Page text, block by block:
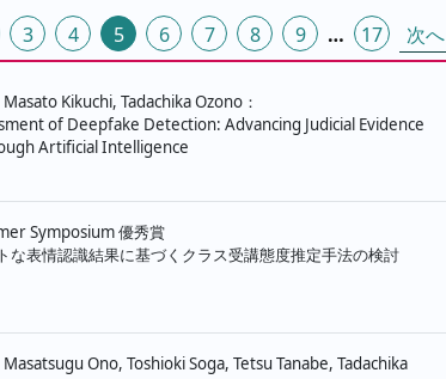
3 4 5 6 7 8 9 … 17 次へ
Kikuchi, Tadachika Ozono：
of Deepfake Detection: Advancing Judicial Evidence
Artificial Intelligence
Symposium 優秀賞
な表情認識結果に基づくクラス受講態度推定手法の検討
Ono, Toshioki Soga, Tetsu Tanabe, Tadachika